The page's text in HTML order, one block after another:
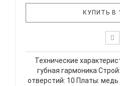
КУПИТЬ В
Технические
губная гармоника
отверстий: 10 Платы: